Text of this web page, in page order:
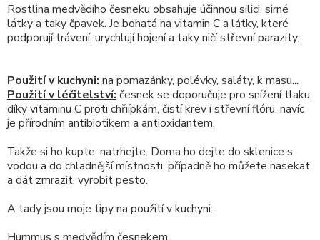
Rostlina medvědího česneku obsahuje účinnou silici, sirné
látky a taky čpavek. Je bohatá na vitamin C a látky, které
podporují trávení, urychlují hojení a taky ničí střevní parazity.
Použití v kuchyni: na pomazánky, polévky, saláty, k masu...
Použití v léčitelství: česnek se doporučuje pro snížení tlaku,
díky vitaminu C proti chřiípkám, čistí krev i střevní flóru, navíc
je přírodním antibiotikem a antioxidantem.
Takže si ho kupte, natrhejte. Doma ho dejte do sklenice s
vodou a do chladnější místnosti, případně ho můžete nasekat
a dát zmrazit, vyrobit pesto.
A tady jsou moje tipy na použití v kuchyni: